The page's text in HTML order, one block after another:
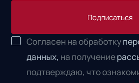
Подписаться
Согласен на обработку
данных, на получение
подтверждаю, что